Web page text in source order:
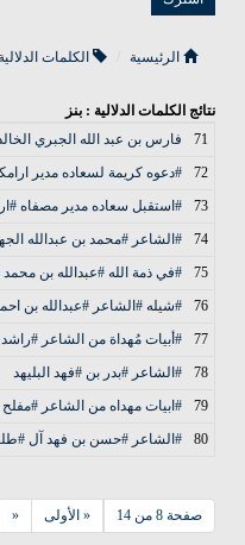
الرئيسية الكلمات الدلالية
نتائج الكلمات الدلالية : بنز
71
فارس بن عبد الله الجبري
72
#دعوه كريمة لسعاده مدير
73
#استقبل سعاده مدير مصفاه
74
#الشاعر #محمد بن عبدالله
75
#في ذمة الله #عبدالله بن محمد
76
#شيله #الشاعر #عبدالله بن
77
#أبيات مُهداة من الشاعر
78
#الشاعر #بدر بن #فهد البليهد
79
#ابيات مهداه من الشاعر
80
#الشاعر #حسن بن فهد آل
صفحة 8 من 14 « الأولى «